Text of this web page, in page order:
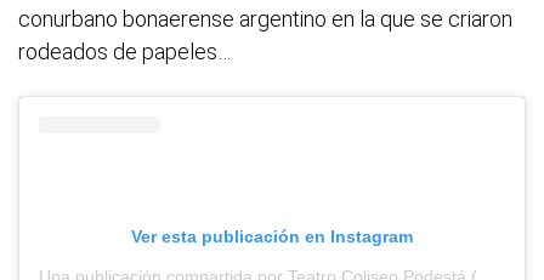
conurbano bonaerense argentino en la que se criaron
rodeados de papeles…
Ver esta publicación en Instagram